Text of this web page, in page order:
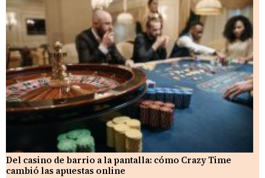
Del casino de barrio a la pantalla: cómo Crazy Time
cambió las apuestas online